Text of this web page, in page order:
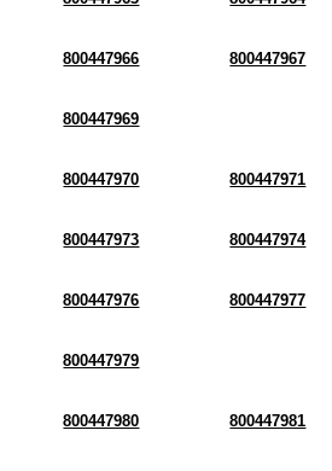
800447966 800447967
800447969
800447970 800447971
800447973 800447974
800447976 800447977
800447979
800447980 800447981